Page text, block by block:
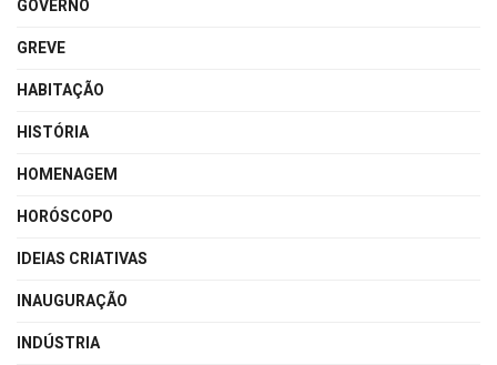
GOVERNO
GREVE
HABITAÇÃO
HISTÓRIA
HOMENAGEM
HORÓSCOPO
IDEIAS CRIATIVAS
INAUGURAÇÃO
INDÚSTRIA